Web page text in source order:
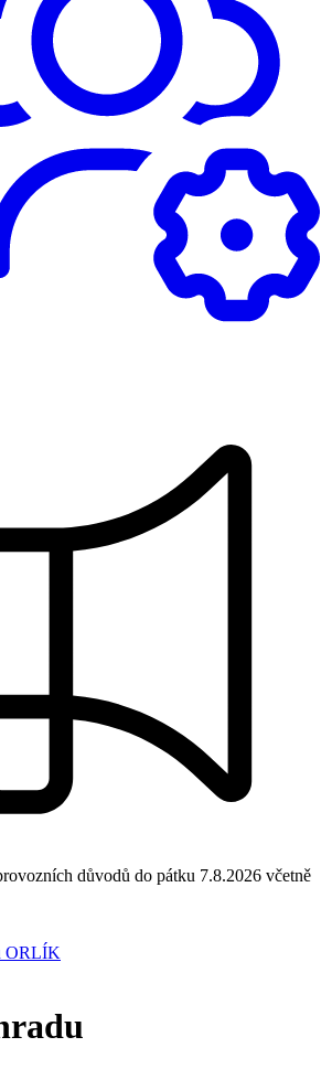
důvodů do pátku 7.8.2026 včetně
ORLÍK